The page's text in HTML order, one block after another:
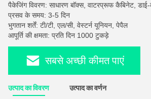
पैकेजिंग विवरण: साधारण बॉक्स, वाटरप्रूफ कैबिनेट,
प्रसव के समय: 3-5 दिन
भुगतान शर्तें: टी/टी, एल/सी, वेस्टर्न यूनियन, पेपैल
आपूर्ति की क्षमता: प्रति दिन 1000 टुकड़े
सबसे अच्छी कीमत पाएं
उत्पाद का विवरण उत्पाद का वर्णन